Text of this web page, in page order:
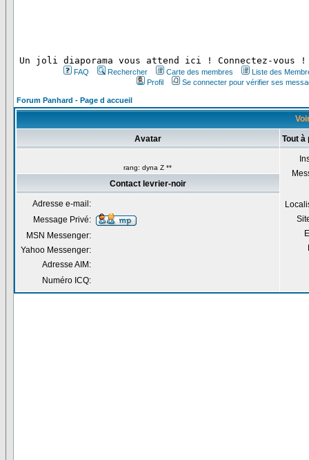
Un joli diaporama vous attend ici ! Connectez-vous !
FAQ Rechercher Carte des membres
Liste des
Profil
Se connecter pour vérifier ses
Forum Panhard - Page d accueil
Avatar Tout à
rang: dyna Z **
Contact levrier-noir
Adresse e-mail:
Message Privé:
MSN Messenger:
Yahoo Messenger:
Adresse AIM:
Numéro ICQ: